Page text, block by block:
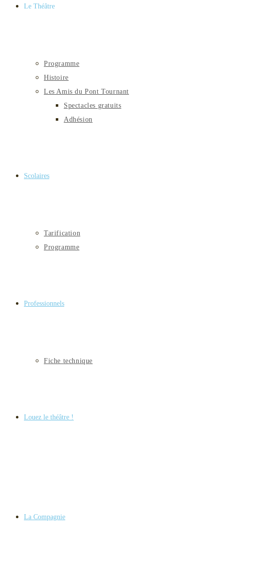
Le Théâtre
Programme
Histoire
Les Amis du Pont Tournant
Spectacles gratuits
Adhésion
Scolaires
Tarification
Programme
Professionnels
Fiche technique
Louez le théâtre !
La Compagnie